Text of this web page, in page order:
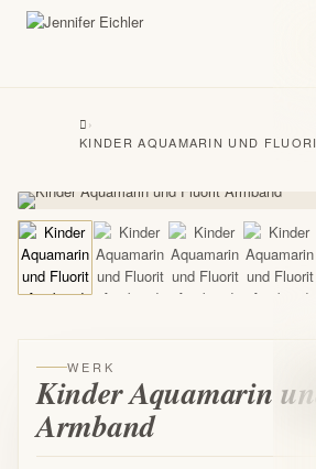
›
KINDER AQUAMARIN UND
WERK
Kinder Aquamarin
Armband